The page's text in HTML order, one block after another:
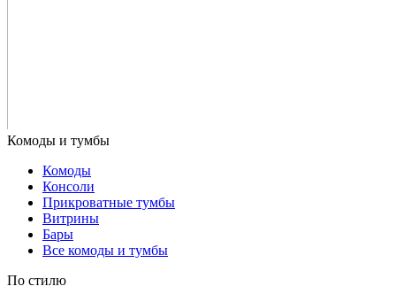
Комоды
Консоли
Прикроватные тумбы
Витрины
Бары